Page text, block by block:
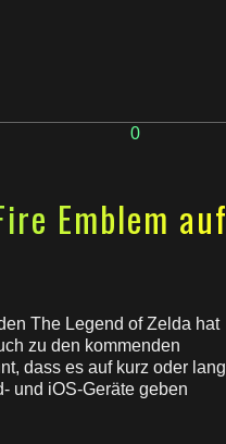
0
Emblem auf
The Legend of Zelda hat
zu den kommenden
dass es auf kurz oder lang
und iOS-Geräte geben